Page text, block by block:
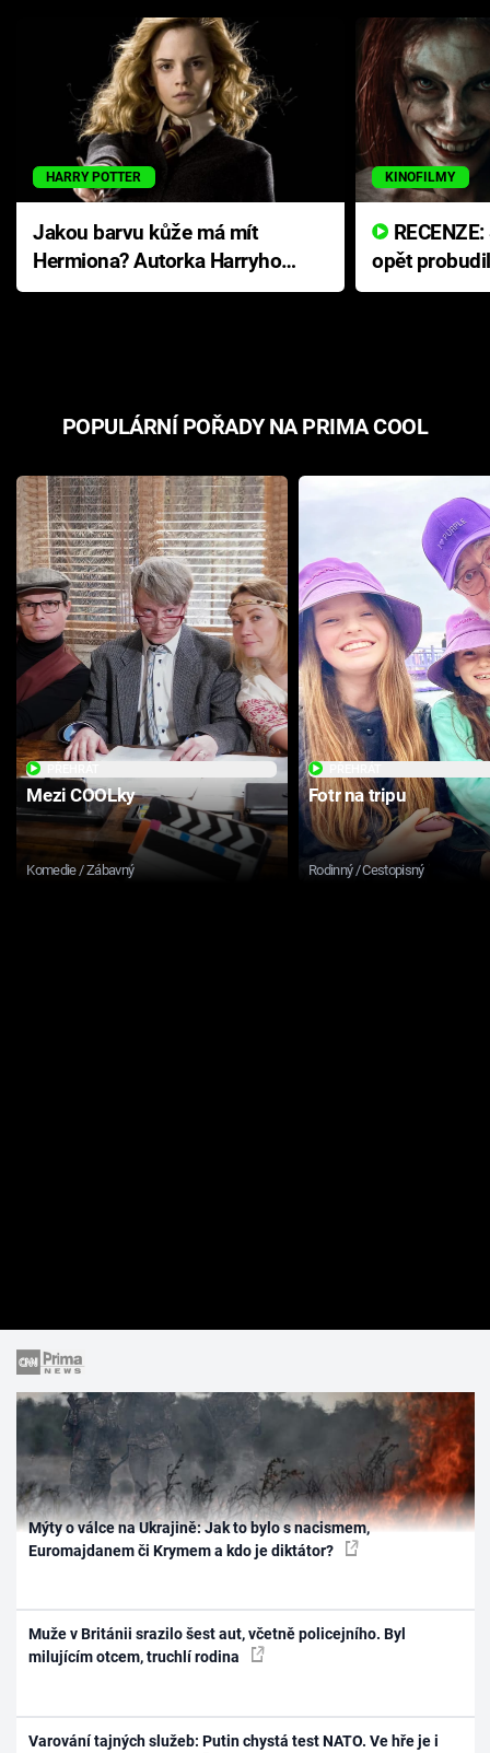
HARRY POTTER
Jakou barvu kůže má mít
Hermiona? Autorka Harryho
Pottera přišla s ráznou
KINOFILMY
opět
přichází s
POPULÁRNÍ POŘADY NA PRIMA COOL
Mezi COOLky
Komedie / Zábavný
Fotr na tripu
Rodinný / Cestopisný
Mýty o válce na Ukrajině: Jak to bylo s nacismem,
Euromajdanem či Krymem a kdo je diktátor?
Muže v Británii srazilo šest aut, včetně policejního. Byl
milujícím otcem, truchlí rodina
Varování tajných služeb: Putin chystá test NATO. Ve hře je i